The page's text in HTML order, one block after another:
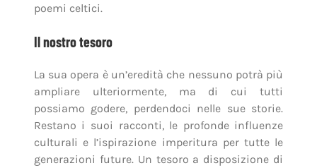
poemi celtici.
Il nostro tesoro
La sua opera è un’eredità che nessuno potrà più
ampliare ulteriormente, ma di cui tutti
possiamo godere, perdendoci nelle sue storie.
Restano i suoi racconti, le profonde influenze
culturali e l’ispirazione imperitura per tutte le
generazioni future. Un tesoro a disposizione di